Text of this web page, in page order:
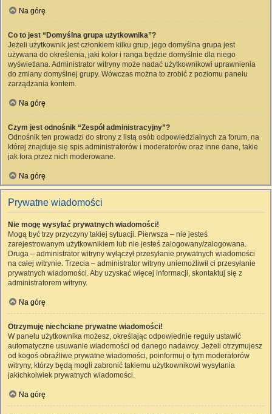
Na górę
Co to jest “Domyślna grupa użytkownika”?
Jeżeli użytkownik jest członkiem kilku grup, jego domyślna grupa jest
używana do określenia, jaki kolor i ranga będzie domyślnie dla niego
wyświetlana. Administrator witryny może nadać użytkownikowi uprawnienia
do zmiany domyślnej grupy. Wówczas można to zrobić z poziomu panelu
zarządzania kontem.
Na górę
Czym jest odnośnik “Zespół administracyjny”?
Odnośnik ten prowadzi do strony z listą osób odpowiedzialnych za forum, na
której znajduje się spis administratorów i moderatorów oraz inne dane, takie
jak fora przez nich moderowane.
Na górę
Prywatne wiadomości
Nie mogę wysyłać prywatnych wiadomości!
Mogą być trzy przyczyny takiej sytuacji. Pierwsza – nie jesteś
zarejestrowanym użytkownikiem lub nie jesteś zalogowany/zalogowana.
Druga – administrator witryny wyłączył przesyłanie prywatnych wiadomości
na całej witrynie. Trzecia – administrator witryny uniemożliwił ci przesyłanie
prywatnych wiadomości. Aby uzyskać więcej informacji, skontaktuj się z
administratorem witryny.
Na górę
Otrzymuję niechciane prywatne wiadomości!
W panelu użytkownika możesz, określając odpowiednie reguły ustawić
automatyczne usuwanie wiadomości od danego nadawcy. Jeżeli otrzymujesz
od kogoś obraźliwe prywatne wiadomości, poinformuj o tym moderatorów
witryny, którzy będą mogli zabronić takiemu użytkownikowi wysyłania
jakichkolwiek prywatnych wiadomości.
Na górę